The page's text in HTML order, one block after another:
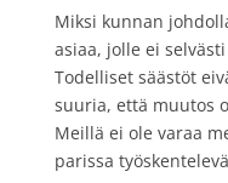
Miksi kunnan
asiaa, jolle ei
Todelliset säästöt
suuria, että muutos
Meillä ei ole varaa
parissa